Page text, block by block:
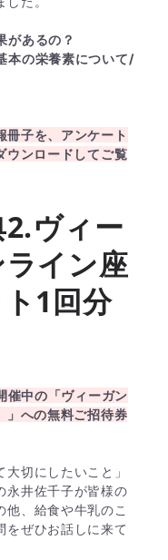
があるの？
本の栄養素について/
冊子を、アンケート
ウンロードしてご覧
ヴィー
イン座
1回分
催中の「ヴィーガン
」への無料ご招待券
大切にしたいこと」
永井佐千子が皆様の
他、給食や牛乳のこ
をぜひお話しに来て